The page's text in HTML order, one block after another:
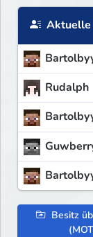
Aktuelle
Rudalph
Besitz